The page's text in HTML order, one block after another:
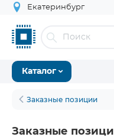
Екатеринбург
Каталог
Заказные позиции
Заказные